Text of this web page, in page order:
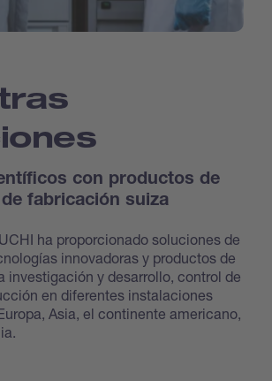
con productos de
fabricación suiza
ha proporcionado soluciones de
innovadoras y productos de
investigación y desarrollo, control de
en diferentes instalaciones
Asia, el continente americano,